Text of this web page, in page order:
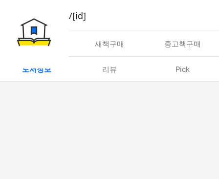
book/rent/[id]
대여 새책구매 중고책구매
도서정보 리뷰 Pick